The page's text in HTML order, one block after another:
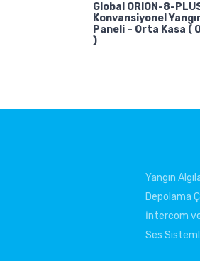
Global ORION-8-
Konvansiyonel
Paneli – Orta Kasa (
)
Yangın
Depolama
İntercom
Ses